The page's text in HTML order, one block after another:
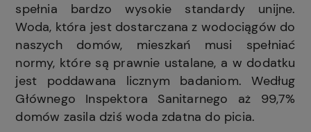
spełnia bardzo wysokie standardy unijne.
Woda, która jest dostarczana z wodociągów do
naszych domów, mieszkań musi spełniać
normy, które są prawnie ustalane, a w dodatku
jest poddawana licznym badaniom. Według
Głównego Inspektora Sanitarnego aż 99,7%
domów zasila dziś woda zdatna do picia.